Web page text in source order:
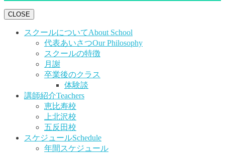
CLOSE
スクールについてAbout School
代表あいさつOur Philosophy
スクールの特徴
月謝
卒業後のクラス
体験談
講師紹介Teachers
恵比寿校
上北沢校
五反田校
スケジュールSchedule
年間スケジュール